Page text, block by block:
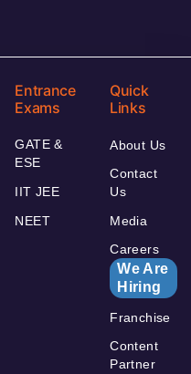
Entrance
Exams
GATE &
ESE
IIT JEE
NEET
Quick
Links
About Us
Contact
Us
Media
Careers
We Are
Hiring
Franchise
Content
Partner